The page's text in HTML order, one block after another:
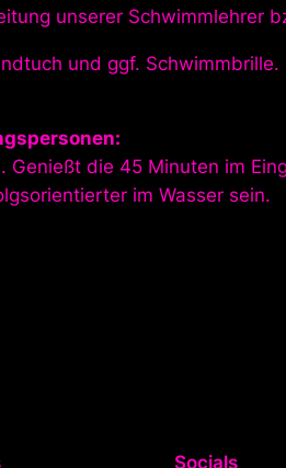
unserer Schwimmlehrer
und ggf. Schwimmbrille.
Genießt die 45 Minuten im
im Wasser sein.
Socials